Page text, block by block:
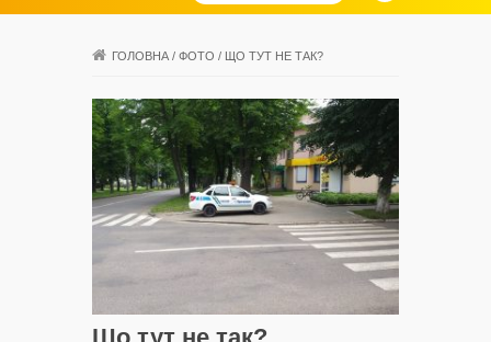
ГОЛОВНА / ФОТО / ЩО ТУТ НЕ ТАК?